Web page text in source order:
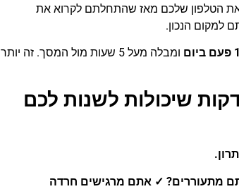
הטלפון שלכם מאז שהתחלתם לקרוא את
למקום הנכון.
ומבלה מעל 5 שעות מול המסך. זה יותר
התמכרות לטלפון – 2 דקות שיכולות לשנות לכם
✓אתם מרגישים חרדה